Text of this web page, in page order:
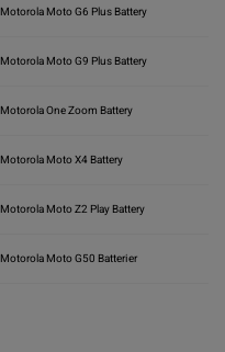
Motorola Moto G6 Plus Battery
Motorola Moto G9 Plus Battery
Motorola One Zoom Battery
Motorola Moto X4 Battery
Motorola Moto Z2 Play Battery
Motorola Moto G50 Batterier